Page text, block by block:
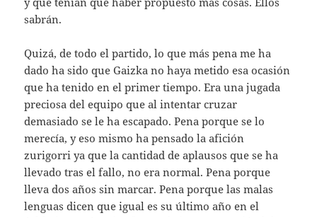
sabrán.
Quizá, de todo el partido, lo que más pena me ha
dado ha sido que Gaizka no haya metido esa ocasión
que ha tenido en el primer tiempo. Era una jugada
preciosa del equipo que al intentar cruzar
demasiado se le ha escapado. Pena porque se lo
merecía, y eso mismo ha pensado la afición
zurigorri ya que la cantidad de aplausos que se ha
llevado tras el fallo, no era normal. Pena porque
lleva dos años sin marcar. Pena porque las malas
lenguas dicen que igual es su último año en el